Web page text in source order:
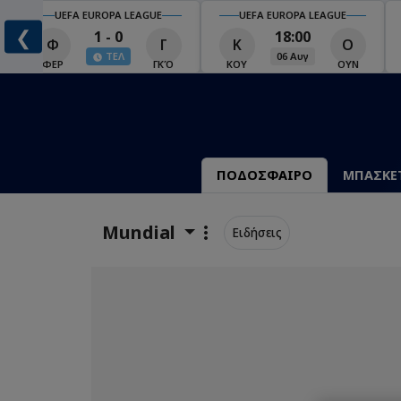
❮
UEFA EUROPA LEAGUE
Φ
ΦΕΡ
1 - 0
ΤΕΛ
Γ
ΓΚΌ
UEFA EUROPA LEAGUE
Κ
ΚΟΥ
18:00
06 Αυγ
Ο
ΟΥΝ
ΠΟΔΟΣΦΑΙΡΟ
Mundial Ειδήσεις